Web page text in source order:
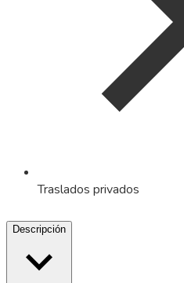
Traslados privados
Descripción